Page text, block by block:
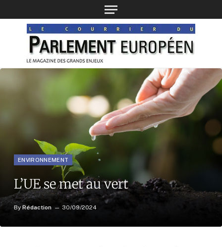
ENVIRONNEMENT
L’UE se met au vert
By Rédaction 30/09/2024